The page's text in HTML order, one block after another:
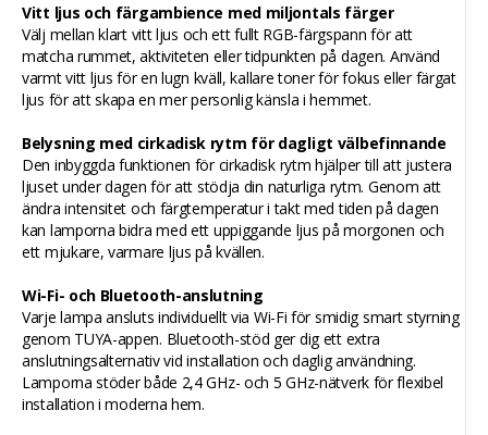
Vitt ljus och färgambience med miljontals färger
Välj mellan klart vitt ljus och ett fullt RGB-färgspann för att
matcha rummet, aktiviteten eller tidpunkten på dagen. Använd
varmt vitt ljus för en lugn kväll, kallare toner för fokus eller färgat
ljus för att skapa en mer personlig känsla i hemmet.
Belysning med cirkadisk rytm för dagligt välbefinnande
Den inbyggda funktionen för cirkadisk rytm hjälper till att justera
ljuset under dagen för att stödja din naturliga rytm. Genom att
ändra intensitet och färgtemperatur i takt med tiden på dagen
kan lamporna bidra med ett uppiggande ljus på morgonen och
ett mjukare, varmare ljus på kvällen.
Wi-Fi- och Bluetooth-anslutning
Varje lampa ansluts individuellt via Wi-Fi för smidig smart styrning
genom TUYA-appen. Bluetooth-stöd ger dig ett extra
anslutningsalternativ vid installation och daglig användning.
Lamporna stöder både 2,4 GHz- och 5 GHz-nätverk för flexibel
installation i moderna hem.